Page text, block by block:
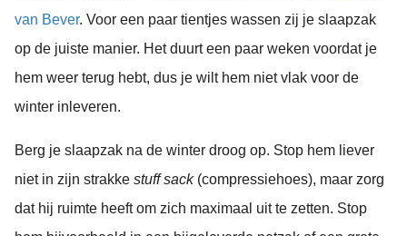
van Bever. Voor een paar tientjes wassen zij je slaapzak
op de juiste manier. Het duurt een paar weken voordat je
hem weer terug hebt, dus je wilt hem niet vlak voor de
winter inleveren.
Berg je slaapzak na de winter droog op. Stop hem liever
niet in zijn strakke stuff sack (compressiehoes), maar zorg
dat hij ruimte heeft om zich maximaal uit te zetten. Stop